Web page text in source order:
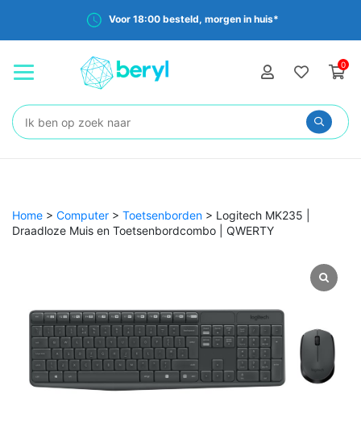
Voor 18:00 besteld, morgen in huis*
0
Zoeken:
Home > Computer > Toetsenborden > Logitech MK235 |
Draadloze Muis en Toetsenbordcombo | QWERTY